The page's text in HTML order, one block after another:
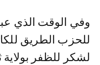
وفي الوقت الذي
للحزب الطريق
لشكر للظفر بولاية